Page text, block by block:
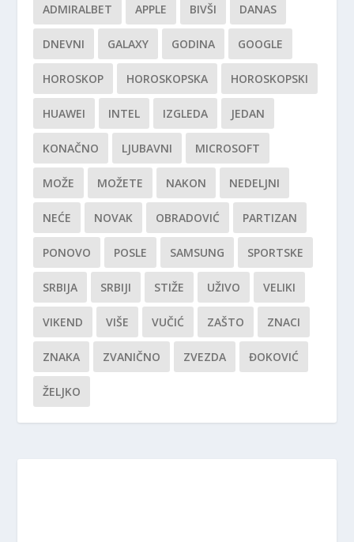
ADMIRALBET APPLE BIVŠI DANAS
DNEVNI GALAXY GODINA GOOGLE
HOROSKOP HOROSKOPSKA HOROSKOPSKI
HUAWEI INTEL IZGLEDA JEDAN
KONAČNO LJUBAVNI MICROSOFT
MOŽE MOŽETE NAKON NEDELJNI
NEĆE NOVAK OBRADOVIĆ PARTIZAN
PONOVO POSLE SAMSUNG SPORTSKE
SRBIJA SRBIJI STIŽE UŽIVO VELIKI
VIKEND VIŠE VUČIĆ ZAŠTO ZNACI
ZNAKA ZVANIČNO ZVEZDA ĐOKOVIĆ
ŽELJKO